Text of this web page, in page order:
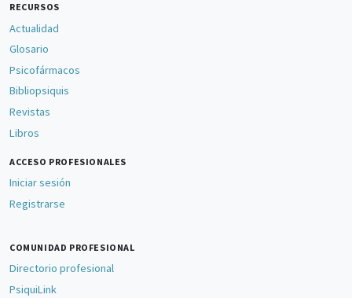
RECURSOS
Actualidad
Glosario
Psicofármacos
Bibliopsiquis
Revistas
Libros
ACCESO PROFESIONALES
Iniciar sesión
Registrarse
COMUNIDAD PROFESIONAL
Directorio profesional
PsiquiLink